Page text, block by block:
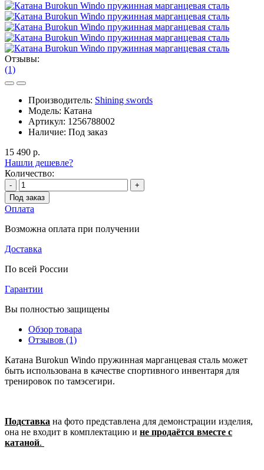
Отзывы:
(1)
Производитель: Shining swords
Модель: Катана
Артикул: 1256788002
Наличие: Под заказ
15 490 р.
Нашли дешевле?
Количество:
-
+
Под заказ
Оплата
Возможна оплата при получении
Доставка
По всей России
Гарантии
Вы полностью защищены
Обзор товара
Отзывов (1)
Катана Burokun Windo пружинная марганцевая сталь может
быть использована в качестве спортивного инвентаря для
тренировок по тамэсегири.
Подставка на фото представлена для демонстрации изделия,
она не входит в комплектацию и не продаётся вместе с
катаной.